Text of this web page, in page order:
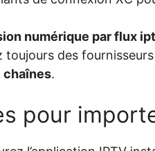
numérique par flux
toujours des
chaînes.
pour